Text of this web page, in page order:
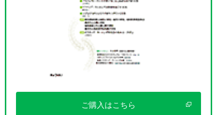
ご購入はこちら